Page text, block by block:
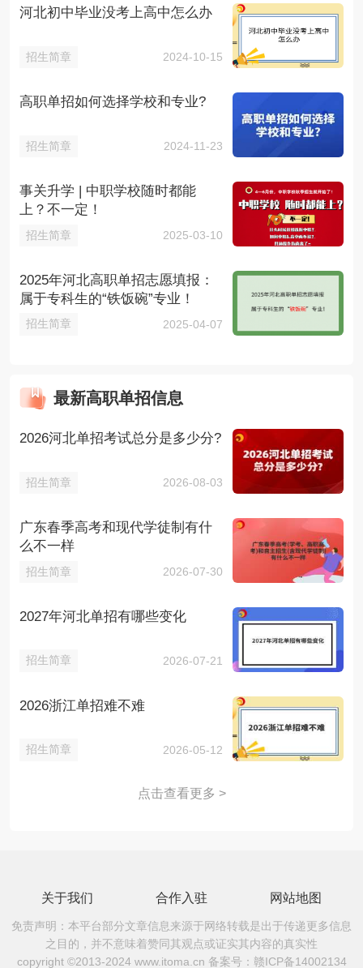
河北初中毕业没考上高中怎么办
招生简章 2024-10-15
高职单招如何选择学校和专业?
招生简章 2024-11-23
事关升学 | 中职学校随时都能
上？不一定！
招生简章 2025-03-10
2025年河北高职单招志愿填报：
属于专科生的“铁饭碗”专业！
招生简章 2025-04-07
最新高职单招信息
2026河北单招考试总分是多少分?
招生简章 2026-08-03
广东春季高考和现代学徒制有什
么不一样
招生简章 2026-07-30
2027年河北单招有哪些变化
招生简章 2026-07-21
2026浙江单招难不难
招生简章 2026-05-12
点击查看更多 >
关于我们 合作入驻 网站地图
免责声明：本平台部分文章信息来源于网络转载是出于传递更多信息
之目的，并不意味着赞同其观点或证实其内容的真实性
copyright ©2013-2024 www.itoma.cn 备案号： 赣ICP备14002134